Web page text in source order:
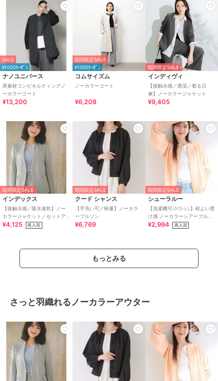
SALE
¥1000ｸｰﾎﾟﾝ
ナノユニバース
異素材コンビキルティングノ
ーカラーコート
¥13,200
期間限定SALE
¥1000ｸｰﾎﾟﾝ
コムサイズム
ノーカラーコート
¥6,208
期間限定SALE
インディヴィ
【接触冷感／透湿／着る日
傘】ノーカラージャケット
¥9,405
期間限定SALE
インデックス
【接触冷感／吸水速乾】ノー
カラージャケット／セットア
ップ対応可《洗える／防シワ
¥4,125 再入荷
期間限定SALE
クード シャンス
【手洗い可／軽量】ノーカラ
ーブルゾン
¥6,769
期間限定SALE
シューラルー
【洗濯機可UVS-LL】程よい透
け感 ノーカラーシアーブルゾ
ン
¥2,994 再入荷
もっとみる
さっと羽織れるノーカラーアウター